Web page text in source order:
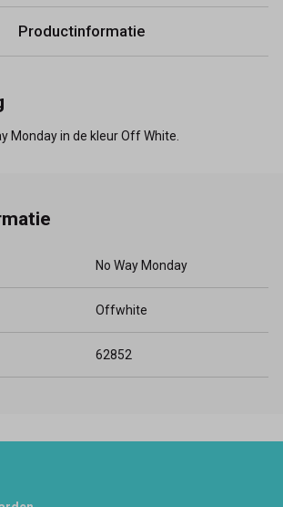
Productinformatie
Monday in de kleur Off White.
No Way Monday
Offwhite
62852